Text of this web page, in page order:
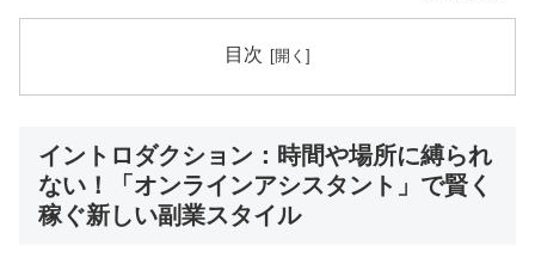
目次
イントロダクション：時間や場所に縛られ
ない！「オンラインアシスタント」で賢く
稼ぐ新しい副業スタイル